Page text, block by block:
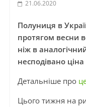
21.06.2020
Полуниця в
протягом весни
ніж в
несподівано
Детальніше про
Цього тижня на